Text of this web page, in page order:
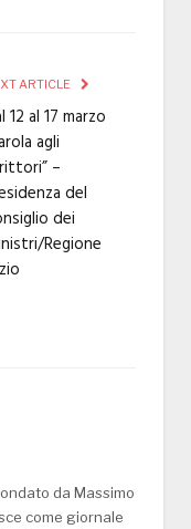
ARTICLE
12 al 17 marzo
agli
–
del
dei
Regione
da Massimo
come giornale